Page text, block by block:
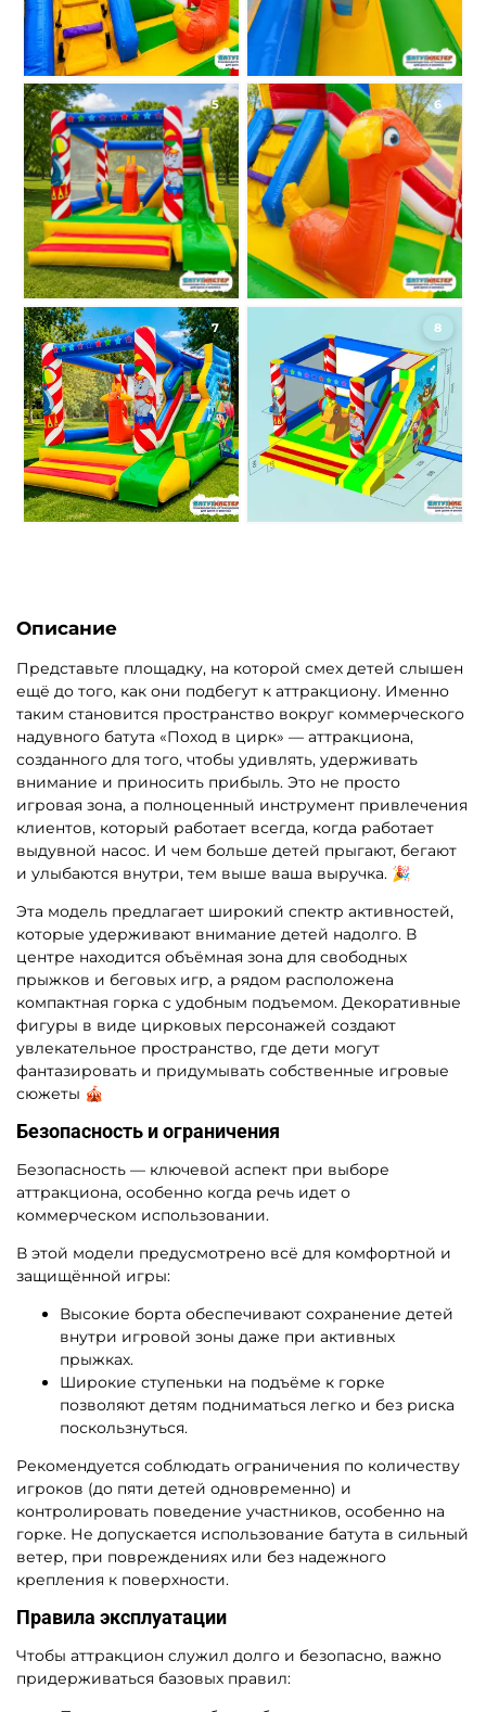
5 6
7 8
Описание
Представьте площадку, на которой смех детей слышен
ещё до того, как они подбегут к аттракциону. Именно
таким становится пространство вокруг коммерческого
надувного батута «Поход в цирк» — аттракциона,
созданного для того, чтобы удивлять, удерживать
внимание и приносить прибыль. Это не просто
игровая зона, а полноценный инструмент привлечения
клиентов, который работает всегда, когда работает
выдувной насос. И чем больше детей прыгают, бегают
и улыбаются внутри, тем выше ваша выручка. 🎉
Эта модель предлагает широкий спектр активностей,
которые удерживают внимание детей надолго. В
центре находится объёмная зона для свободных
прыжков и беговых игр, а рядом расположена
компактная горка с удобным подъемом. Декоративные
фигуры в виде цирковых персонажей создают
увлекательное пространство, где дети могут
фантазировать и придумывать собственные игровые
сюжеты 🎪
Безопасность и ограничения
Безопасность — ключевой аспект при выборе
аттракциона, особенно когда речь идет о
коммерческом использовании.
В этой модели предусмотрено всё для комфортной и
защищённой игры:
Высокие борта обеспечивают сохранение детей
внутри игровой зоны даже при активных
прыжках.
Широкие ступеньки на подъёме к горке
позволяют детям подниматься легко и без риска
поскользнуться.
Рекомендуется соблюдать ограничения по количеству
игроков (до пяти детей одновременно) и
контролировать поведение участников, особенно на
горке. Не допускается использование батута в сильный
ветер, при повреждениях или без надежного
крепления к поверхности.
Правила эксплуатации
Чтобы аттракцион служил долго и безопасно, важно
придерживаться базовых правил: